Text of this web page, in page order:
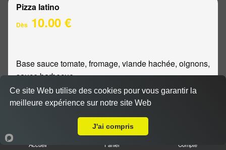
Pizza latino
Dès 10.00 €
Base sauce tomate, fromage, viande hachée, oignons,
sauce barbecue
Accueil Panier Compte
Ce site Web utilise des cookies pour vous garantir la
meilleure expérience sur notre site Web
J'ai compris